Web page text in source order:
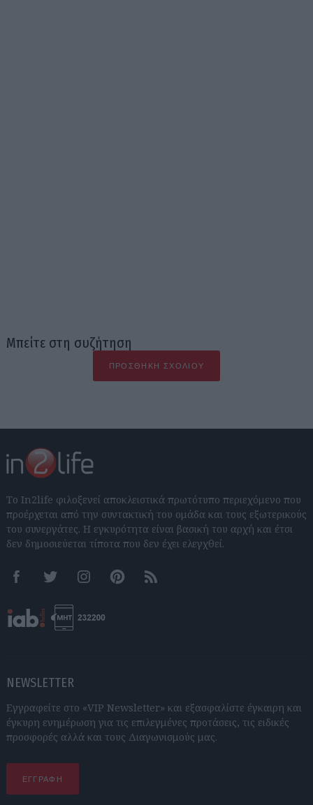
Μπείτε στη συζήτηση
ΠΡΟΣΘΉΚΗ ΣΧΟΛΊΟΥ
Το In2life φιλοξενεί αποκλειστικά πρωτότυπο περιεχόμενο που
προέρχεται από την συντακτική του ομάδα και τους εξωτερικούς
του συνεργάτες. Η εγκυρότητα είναι βασική του αρχή και έτσι
δεν δημοσιεύεται τίποτα που δεν έχει ελεγχθεί.
FacebookTwitter InstagramPinterestRSS feeds
NEWSLETTER
Εγγραφείτε στο «VIP Newsletter» και εξασφαλίστε έγκαιρη και
έγκυρη ενημέρωση για τις επιλεγμένες προτάσεις, τις ειδικές
προσφορές αλλά και τους Διαγωνισμούς μας.
ΕΓΓΡΑΦΗ